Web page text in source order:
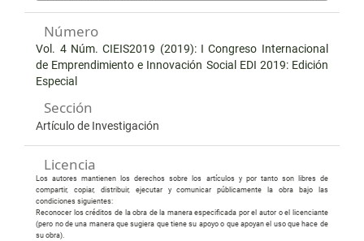
Número
Vol. 4 Núm. CIEIS2019 (2019): I Congreso Internacional
de Emprendimiento e Innovación Social EDI 2019: Edición
Especial
Sección
Artículo de Investigación
Licencia
Los autores mantienen los derechos sobre los artículos y por tanto son libres de
compartir, copiar, distribuir, ejecutar y comunicar públicamente la obra bajo las
condiciones siguientes:
Reconocer los créditos de la obra de la manera especificada por el autor o el licenciante
(pero no de una manera que sugiera que tiene su apoyo o que apoyan el uso que hace de
su obra).